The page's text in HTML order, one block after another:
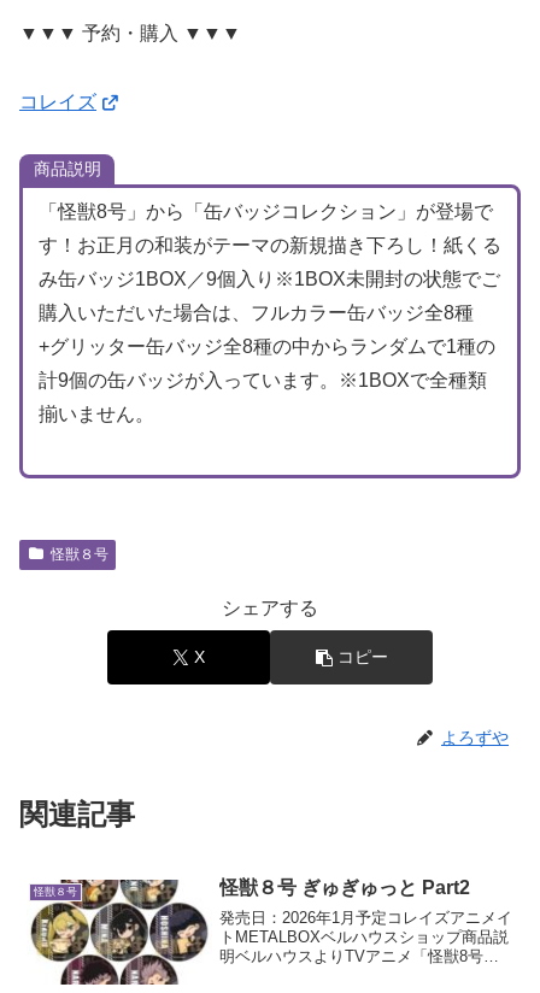
▼▼▼ 予約・購入 ▼▼▼
コレイズ
商品説明
「怪獣8号」から「缶バッジコレクション」が登場で
す！お正月の和装がテーマの新規描き下ろし！紙くる
み缶バッジ1BOX／9個入り※1BOX未開封の状態でご
購入いただいた場合は、フルカラー缶バッジ全8種
+グリッター缶バッジ全8種の中からランダムで1種の
計9個の缶バッジが入っています。※1BOXで全種類
揃いません。
怪獣８号
シェアする
X コピー
よろずや
関連記事
怪獣８号 怪獣８号 ぎゅぎゅっと Part2
発売日：2026年1月予定コレイズアニメイ
トMETALBOXベルハウスショップ商品説
明ベルハウスよりTVアニメ「怪獣8号」